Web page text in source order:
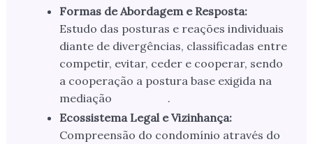
Formas de Abordagem e Resposta:
Estudo das posturas e reações individuais
diante de divergências, classificadas entre
competir, evitar, ceder e cooperar, sendo
a cooperação a postura base exigida na
mediação
.
Ecossistema Legal e Vizinhança:
Compreensão do condomínio através do